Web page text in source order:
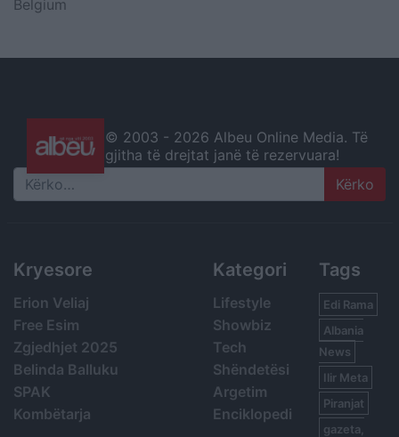
Belgium
© 2003 - 2026 Albeu Online Media. Të
gjitha të drejtat janë të rezervuara!
Search
Kryesore
Erion Veliaj
Free Esim
Zgjedhjet 2025
Belinda Balluku
SPAK
Kombëtarja
Kategori
Lifestyle
Showbiz
Tech
Shëndetësi
Argetim
Enciklopedi
Tags
Edi Rama
Albania
News
Ilir Meta
Piranjat
gazeta,